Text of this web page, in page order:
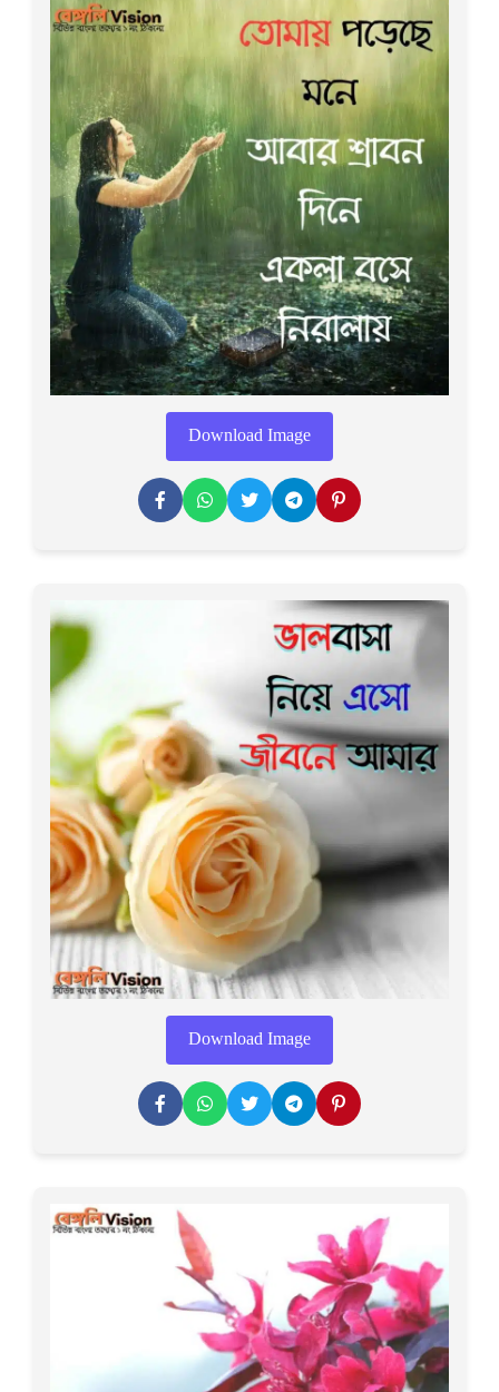
Download Image
Download Image